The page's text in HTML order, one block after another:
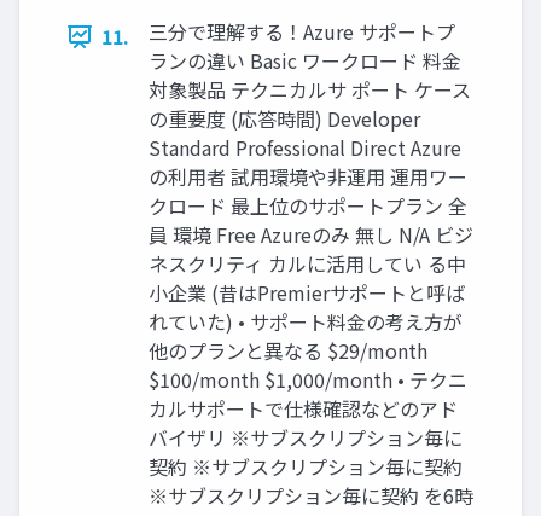
11.
三分で理解する！Azure サポートプ
ランの違い Basic ワークロード 料金
対象製品 テクニカルサ ポート ケース
の重要度 (応答時間) Developer
Standard Professional Direct Azure
の利用者 試用環境や非運用 運用ワー
クロード 最上位のサポートプラン 全
員 環境 Free Azureのみ 無し N/A ビジ
ネスクリティ カルに活用してい る中
小企業 (昔はPremierサポートと呼ば
れていた) • サポート料金の考え方が
他のプランと異なる $29/month
$100/month $1,000/month • テクニ
カルサポートで仕様確認などのアド
バイザリ ※サブスクリプション毎に
契約 ※サブスクリプション毎に契約
※サブスクリプション毎に契約 を6時